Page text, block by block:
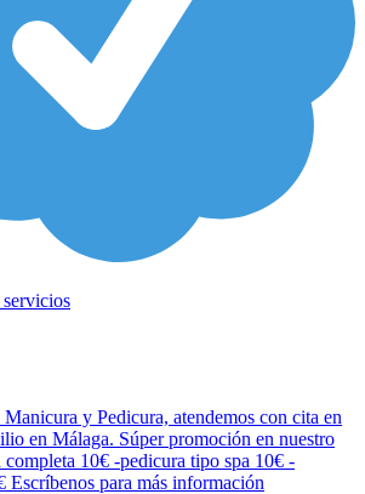
servicios
Manicura y Pedicura, atendemos con cita en
en Málaga. Súper promoción en nuestro
completa 10€ -pedicura tipo spa 10€ -
Escríbenos para más información